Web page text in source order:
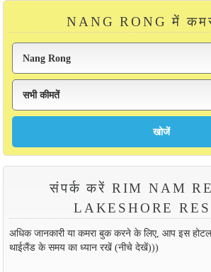
NANG RONG में
संपर्क करें RIM NAM
LAKESHORE
अधिक जानकारी या कमरा बुक करने के लिए, आप इस
थाईलैंड के समय का ध्यान रखें (नीचे देखें)))